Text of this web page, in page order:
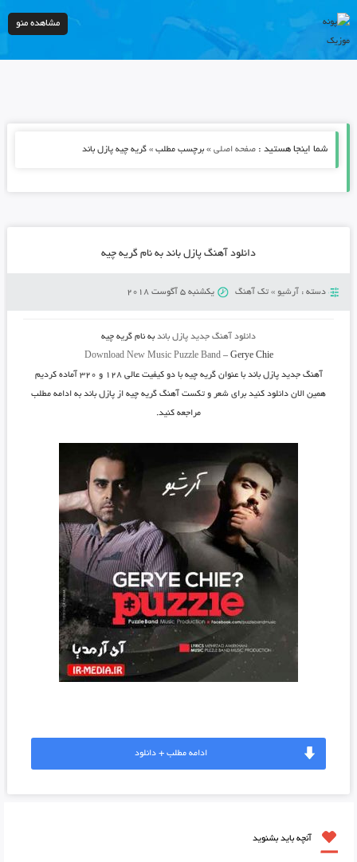
مشاهده منو
شما اینجا هستید : صفحه اصلی» برچسب مطلب » گریه چیه پازل باند
دانلود آهنگ پازل باند به نام گریه چیه
دسته : آرشیو » تک آهنگ یکشنبه 5 آگوست 2018
دانلود آهنگ جدید پازل باندبه نام گریه چیه
Download New Music Puzzle Band– Gerye Chie
آهنگ جدیدپازل باند با عنوانگریه چیه با دو کیفیت عالی ۱۲۸ و ۳۲۰ آماده کردیم
همین الان دانلود کنید برای شعر و تکست آهنگ گریه چیه از پازل باند به ادامه مطلب
مراجعه کنید.
ادامه مطلب + دانلود
آنچه باید بشنوید